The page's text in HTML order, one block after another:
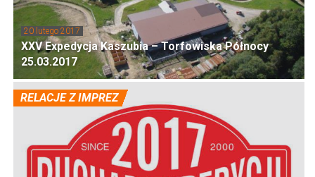
20 lutego 2017
XXV Expedycja Kaszubia – Torfowiska Północy
25.03.2017
RELACJE Z IMPREZ